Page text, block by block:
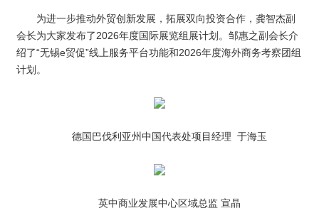
为进一步推动外贸创新发展，拓展双向投资合作，龚智杰副
会长为大家发布了2026年度国际展览组展计划。邹惠之副会长介
绍了“无锡e贸促”线上服务平台功能和2026年度海外商务考察团组
计划。
德国巴伐利亚州中国代表处项目经理 于海玉
英中商业发展中心区域总监 宣晶